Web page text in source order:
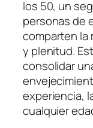
los 50, un
personas de
comparten la
y plenitud.
consolidar
experiencia,
cualquier